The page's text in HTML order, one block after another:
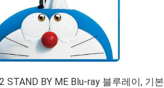
STAND BY ME Blu-ray 블루레이, 기본